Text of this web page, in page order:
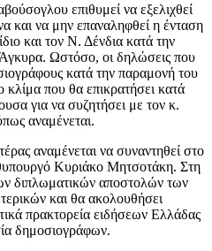
επιθυμεί να εξελιχθεί
και να μην επαναληφθεί η ένταση
και τον Ν. Δένδια κατά την
Ωστόσο, οι δηλώσεις που
κατά την παραμονή του
που θα επικρατήσει κατά
για να συζητήσει με τον κ.
αναμένεται.
αναμένεται να συναντηθεί στο
Κυριάκο Μητσοτάκη. Στη
διπλωματικών αποστολών των
και θα ακολουθήσει
πρακτορεία ειδήσεων Ελλάδας
δημοσιογράφων.